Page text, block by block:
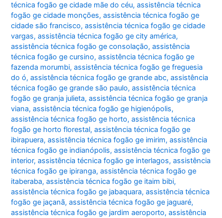
técnica fogão ge cidade mãe do céu,assistência técnica
fogão ge cidade monções,assistência técnica fogão ge
cidade são francisco,assistência técnica fogão ge cidade
vargas,assistência técnica fogão ge city américa,
assistência técnica fogão ge consolação,assistência
técnica fogão ge cursino,assistência técnica fogão ge
fazenda morumbi,assistência técnica fogão ge freguesia
do ó,assistência técnica fogão ge grande abc,assistência
técnica fogão ge grande são paulo,assistência técnica
fogão ge granja julieta,assistência técnica fogão ge granja
viana,assistência técnica fogão ge higienópolis,
assistência técnica fogão ge horto,assistência técnica
fogão ge horto florestal,assistência técnica fogão ge
ibirapuera,assistência técnica fogão ge imirim,assistência
técnica fogão ge indianópolis,assistência técnica fogão ge
interior,assistência técnica fogão ge interlagos,assistência
técnica fogão ge ipiranga,assistência técnica fogão ge
itaberaba,assistência técnica fogão ge itaim bibi,
assistência técnica fogão ge jabaquara,assistência técnica
fogão ge jaçanã,assistência técnica fogão ge jaguaré,
assistência técnica fogão ge jardim aeroporto,assistência